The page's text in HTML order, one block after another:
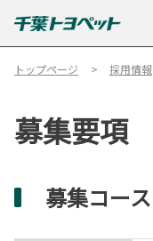
トップページ 採用情報
募集要項
募集コース